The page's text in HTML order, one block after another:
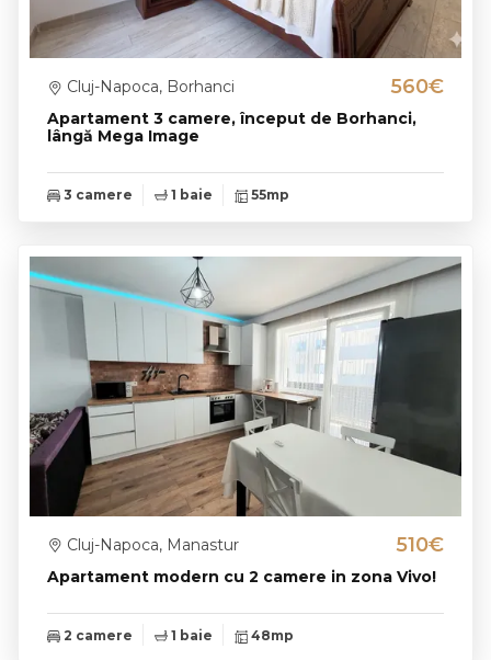
Apartament 3 camere, început de Borhanci,
lângă Mega Image
Cluj-Napoca, Borhanci 560€
3 camere 1 baie 55mp
Apartament modern cu 2 camere in zona Vivo!
Cluj-Napoca, Manastur 510€
2 camere 1 baie 48mp